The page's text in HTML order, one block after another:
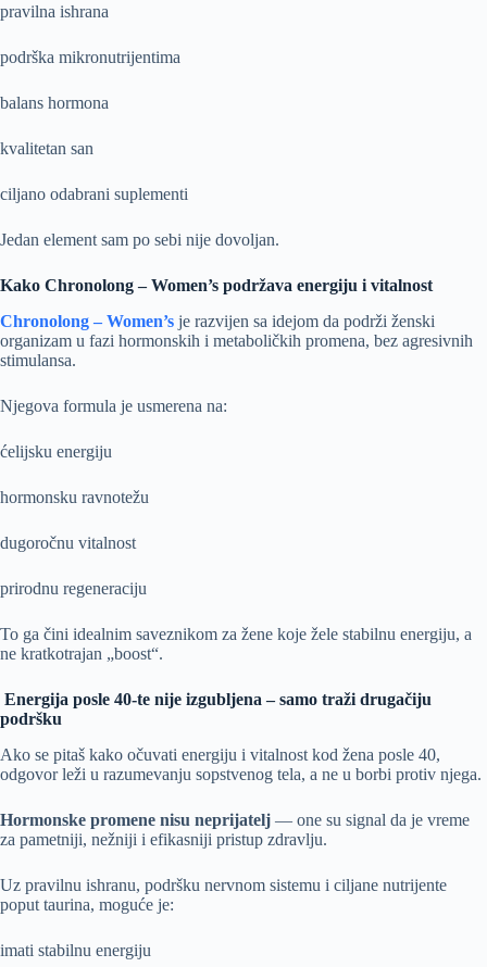
pravilna ishrana
podrška mikronutrijentima
balans hormona
kvalitetan san
ciljano odabrani suplementi
Jedan element sam po sebi nije dovoljan.
Kako Chronolong – Women’s podržava energiju i vitalnost
Chronolong – Women’s je razvijen sa idejom da podrži ženski
organizam u fazi hormonskih i metaboličkih promena, bez agresivnih
stimulansa.
Njegova formula je usmerena na:
ćelijsku energiju
hormonsku ravnotežu
dugoročnu vitalnost
prirodnu regeneraciju
To ga čini idealnim saveznikom za žene koje žele stabilnu energiju, a
ne kratkotrajan „boost“.
Energija posle 40-te nije izgubljena – samo traži drugačiju
podršku
Ako se pitaš kako očuvati energiju i vitalnost kod žena posle 40,
odgovor leži u razumevanju sopstvenog tela, a ne u borbi protiv njega.
Hormonske promene nisu neprijatelj — one su signal da je vreme
za pametniji, nežniji i efikasniji pristup zdravlju.
Uz pravilnu ishranu, podršku nervnom sistemu i ciljane nutrijente
poput taurina, moguće je:
imati stabilnu energiju